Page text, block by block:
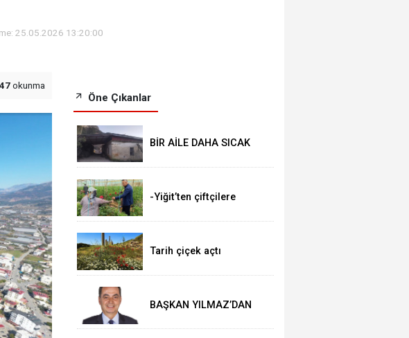
25.05.2026 13:20:00
okunma
Öne Çıkanlar
BİR AİLE DAHA SICAK
-Yiğit’ten çiftçilere
Tarih çiçek açtı
BAŞKAN YILMAZ’DAN